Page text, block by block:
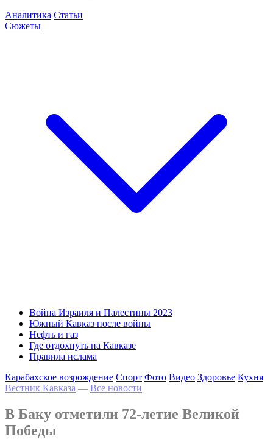
Аналитика Статьи
Сюжеты
Война Израиля и Палестины 2023
Южный Кавказ после войны
Нефть и газ
Где отдохнуть на Кавказе
Правила ислама
Карабахское возрождение Спорт Фото Видео Здоровье Кухня
Вестник Кавказа — Все новости
В Баку отметили 72-летие Великой
Победы